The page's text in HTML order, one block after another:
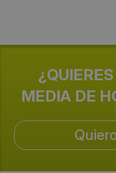
Dirección:
Email:
MEDIA DE